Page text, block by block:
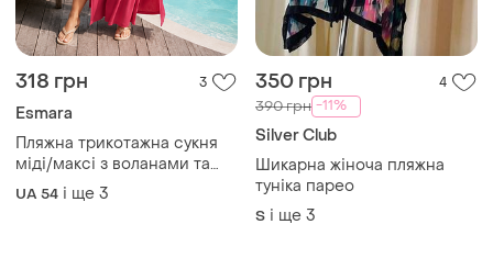
318 грн 3
Esmara
Пляжна трикотажна сукня
міді/максі з воланами та
боковими розрізами батал
UA 54 і ще 3
350 грн 4
390 грн -11%
Silver Club
Шикарна жіноча пляжна
туніка парео
S і ще 3